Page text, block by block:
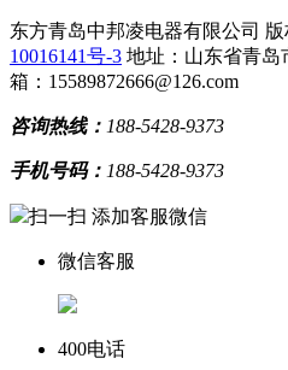
东方青岛中邦凌电器有限公司
10016141号-3 地址：山东省青岛
箱：15589872666@126.com
咨询热线： 188-5428-9373
手机号码： 188-5428-9373
扫一扫 添加客服微信
微信客服
400电话